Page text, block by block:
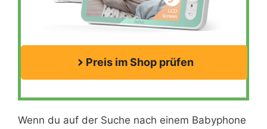
Preis im Shop prüfen
Wenn du auf der Suche nach einem Babyphone